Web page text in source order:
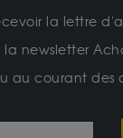
la lettre
newsletter
au courant des